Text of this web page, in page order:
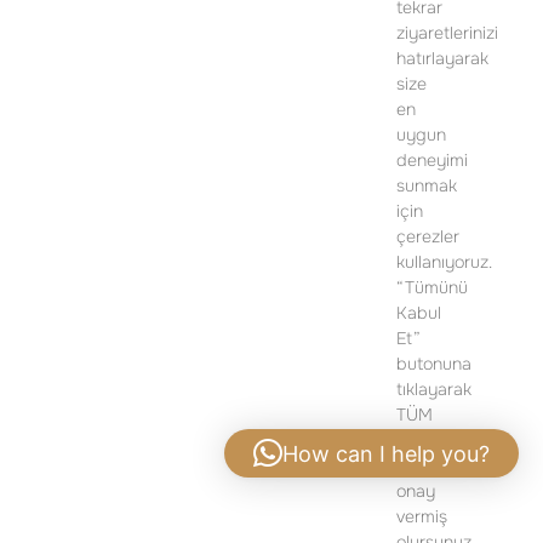
DETAYLI BILGI IÇIN LÜTFEN ILETIŞIME GEÇIN
How can I help you?
tekrar
ziyaretlerinizi
hatırlayarak
size
en
uygun
deneyimi
sunmak
için
çerezler
kullanıyoruz.
“Tümünü
Kabul
Et”
butonuna
tıklayarak
TÜM
kullanımına
onay
vermiş